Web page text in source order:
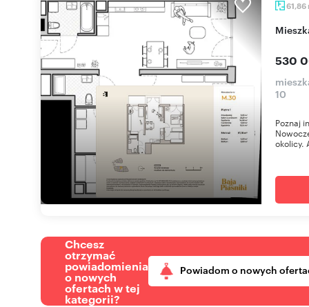
61,86
530
10
Poznaj
okolicy.
Chcesz
otrzymać
powiadomienia
o nowych
ofertach w tej
kategorii?
Powiadom o nowych